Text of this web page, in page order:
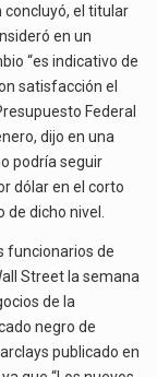
concluyó, el titular
en un
“es indicativo de
satisfacción el
Federal
dijo en una
podría seguir
dólar en el corto
dicho nivel.
funcionarios de
Street la semana
de la
negro de
publicado en